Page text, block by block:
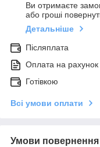
Ви отримаєте
або гроші
Детальніше
Післяплата
Оплата на рахунок
Готівкою
Всі умови оплати
Умови повернення